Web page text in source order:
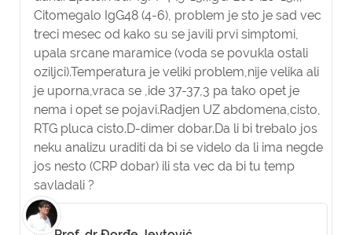
Citomegalo IgG48 (4-6), problem je sto je sad vec
treci mesec od kako su se javili prvi simptomi,
upala srcane maramice (voda se povukla ostali
oziljci).Temperatura je veliki problem,nije velika ali
je uporna,vraca se ,ide 37-37,3 pa tako opet je
nema i opet se pojavi.Radjen UZ abdomena,cisto,
RTG pluca cisto.D-dimer dobar.Da li bi trebalo jos
neku analizu uraditi da bi se videlo da li ima negde
jos nesto (CRP dobar) ili sta vec da bi tu temp
savladali ?